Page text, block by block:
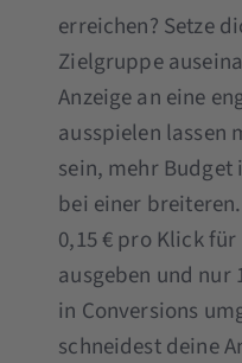
erreichen? Setze
Zielgruppe
Anzeige an eine
ausspielen lassen
sein, mehr Budget
bei einer
0,15 € pro Klick
ausgeben und nur
in Conversions
schneidest deine